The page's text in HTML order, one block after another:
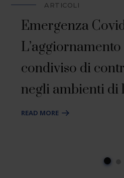
ARTICOLI
Emergenza
condiviso di
negli ambienti di
READ MORE